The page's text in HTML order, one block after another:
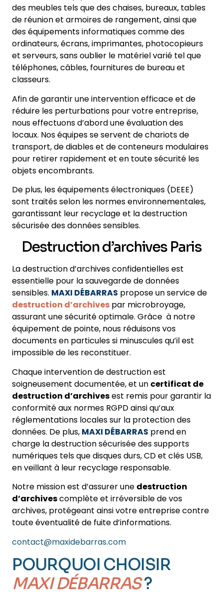
des meubles tels que des chaises, bureaux, tables
de réunion et armoires de rangement, ainsi que
des équipements informatiques comme des
ordinateurs, écrans, imprimantes, photocopieurs
et serveurs, sans oublier le matériel varié tel que
téléphones, câbles, fournitures de bureau et
classeurs.
Afin de garantir une intervention efficace et de
réduire les perturbations pour votre entreprise,
nous effectuons d’abord une évaluation des
locaux. Nos équipes se servent de chariots de
transport, de diables et de conteneurs modulaires
pour retirer rapidement et en toute sécurité les
objets encombrants.
De plus, les équipements électroniques (DEEE)
sont traités selon les normes environnementales,
garantissant leur recyclage et la destruction
sécurisée des données sensibles.
Destruction d’archives Paris
La destruction d’archives confidentielles est
essentielle pour la sauvegarde de données
sensibles. MAXI DÉBARRAS propose un service de
destruction d’archives par microbroyage,
assurant une sécurité optimale. Grâce à notre
équipement de pointe, nous réduisons vos
documents en particules si minuscules qu’il est
impossible de les reconstituer.
Chaque intervention de destruction est
soigneusement documentée, et un certificat de
destruction d’archivesest remis pour garantir la
conformité aux normes RGPD ainsi qu’aux
réglementations locales sur la protection des
données. De plus, MAXI DÉBARRAS prend en
charge la destruction sécurisée des supports
numériques tels que disques durs, CD et clés USB,
en veillant à leur recyclage responsable.
Notre mission est d’assurer une destruction
d’archivescomplète et irréversible de vos
archives, protégeant ainsi votre entreprise contre
toute éventualité de fuite d’informations.
contact@maxidebarras.com
POURQUOI CHOISIR
MAXI DÉBARRAS?